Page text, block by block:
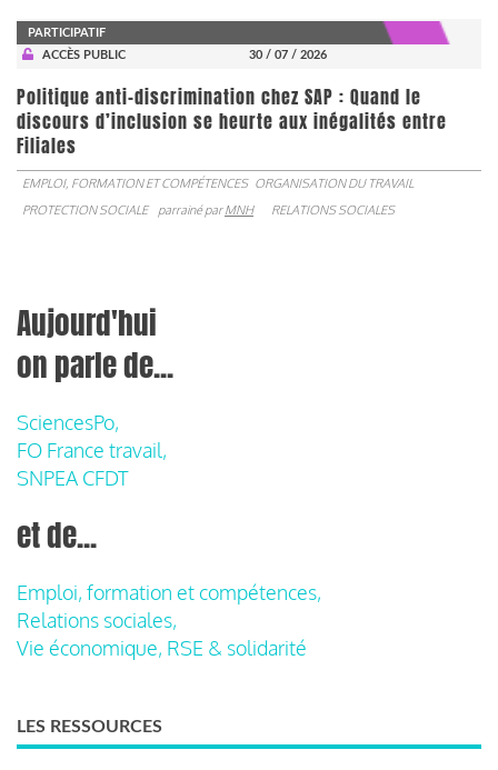
PARTICIPATIF
ACCÈS PUBLIC
30 / 07 / 2026
Politique anti-discrimination chez SAP : Quand le
discours d’inclusion se heurte aux inégalités entre
Filiales
EMPLOI, FORMATION ET COMPÉTENCES ORGANISATION DU TRAVAIL
PROTECTION SOCIALE
parrainé parMNH RELATIONS SOCIALES
Aujourd'hui
on parle de...
SciencesPo,
FO France travail,
SNPEA CFDT
et de...
Emploi, formation et compétences,
Relations sociales,
Vie économique, RSE & solidarité
LES RESSOURCES